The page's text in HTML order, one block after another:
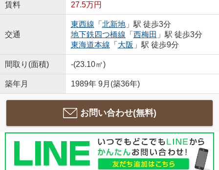
賃料 27.5万円
交通
東西線 「 北新地」駅 徒歩3分
地下鉄四つ橋線 「 西梅田 」駅 徒歩3分
東海道本線 「 大阪 」駅 徒歩9分
間取り(面積) -(23.10㎡)
築年月 1989年 9月(築36年)
お問い合わせ(無料)